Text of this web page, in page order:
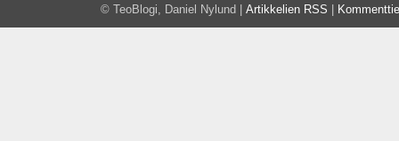
© TeoBlogi, Daniel Nylund | Artikkelien RSS |